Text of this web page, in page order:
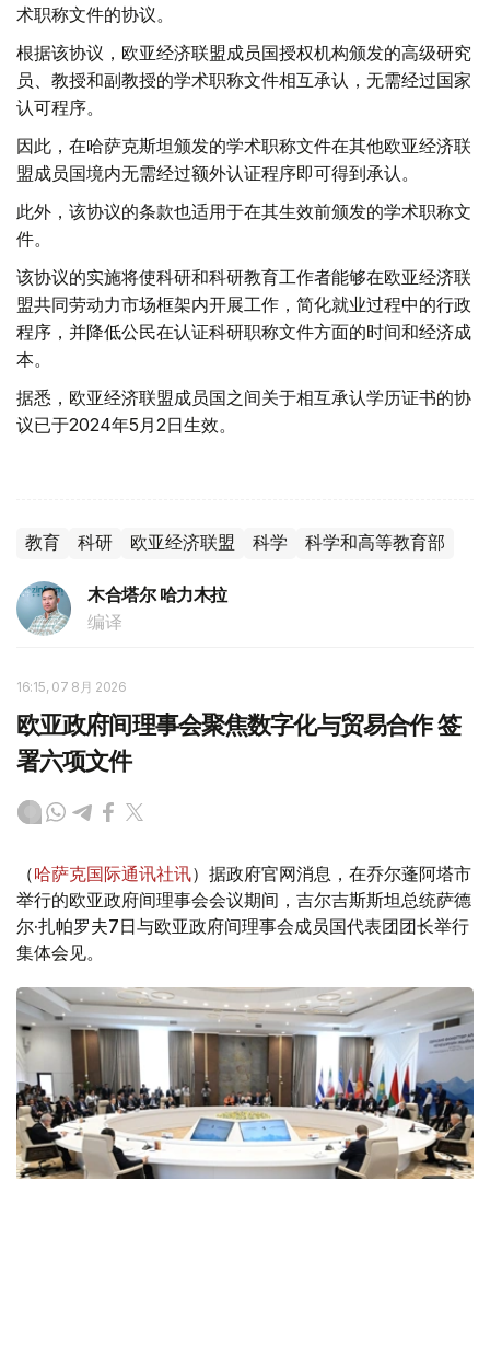
术职称文件的协议。
根据该协议，欧亚经济联盟成员国授权机构颁发的高级研究
员、教授和副教授的学术职称文件相互承认，无需经过国家
认可程序。
因此，在哈萨克斯坦颁发的学术职称文件在其他欧亚经济联
盟成员国境内无需经过额外认证程序即可得到承认。
此外，该协议的条款也适用于在其生效前颁发的学术职称文
件。
该协议的实施将使科研和科研教育工作者能够在欧亚经济联
盟共同劳动力市场框架内开展工作，简化就业过程中的行政
程序，并降低公民在认证科研职称文件方面的时间和经济成
本。
据悉，欧亚经济联盟成员国之间关于相互承认学历证书的协
议已于2024年5月2日生效。
教育 科研 欧亚经济联盟 科学 科学和高等教育部
木合塔尔 哈力木拉
编译
16:15, 07 8月 2026
欧亚政府间理事会聚焦数字化与贸易合作 签
署六项文件
（哈萨克国际通讯社讯）据政府官网消息，在乔尔蓬阿塔市
举行的欧亚政府间理事会会议期间，吉尔吉斯斯坦总统萨德
尔·扎帕罗夫7日与欧亚政府间理事会成员国代表团团长举行
集体会见。